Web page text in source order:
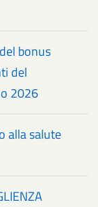
bonus
del
2026
alla salute